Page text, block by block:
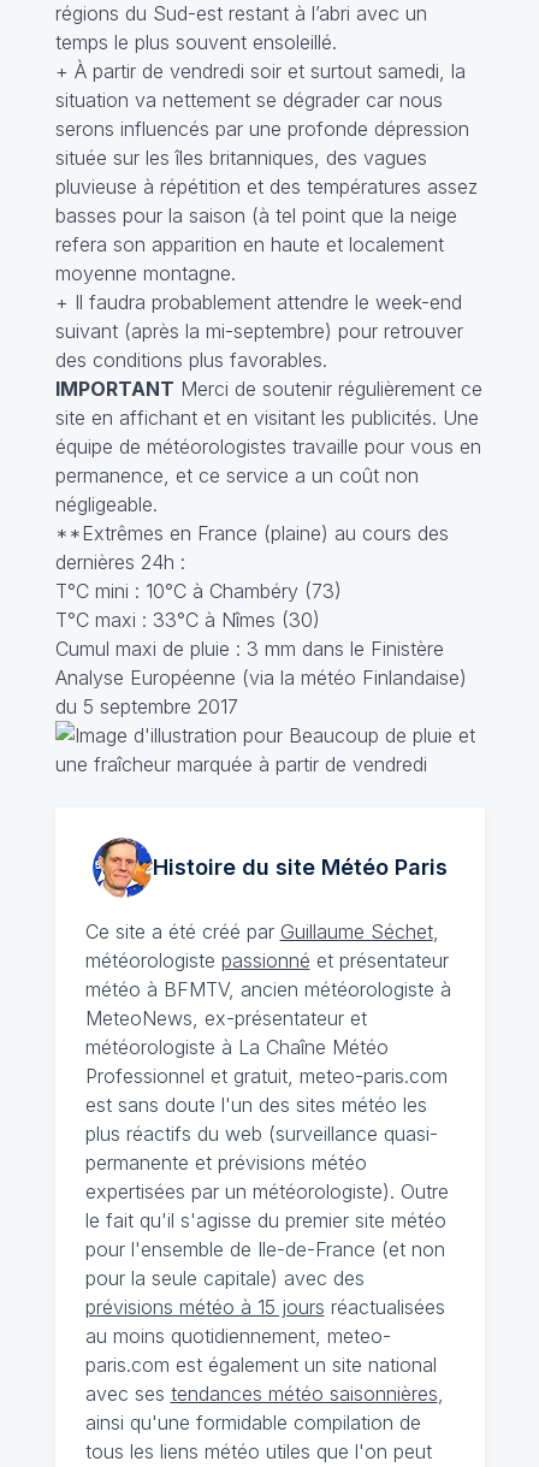
régions du Sud-est restant à l’abri avec un
temps le plus souvent ensoleillé.
+ À partir de vendredi soir et surtout samedi, la
situation va nettement se dégrader car nous
serons influencés par une profonde dépression
située sur les îles britanniques, des vagues
pluvieuse à répétition et des températures assez
basses pour la saison (à tel point que la neige
refera son apparition en haute et localement
moyenne montagne.
+ Il faudra probablement attendre le week-end
suivant (après la mi-septembre) pour retrouver
des conditions plus favorables.
IMPORTANT Merci de soutenir régulièrement ce
site en affichant et en visitant les publicités. Une
équipe de météorologistes travaille pour vous en
permanence, et ce service a un coût non
négligeable.
**Extrêmes en France (plaine) au cours des
dernières 24h :
T°C mini : 10°C à Chambéry (73)
T°C maxi : 33°C à Nîmes (30)
Cumul maxi de pluie : 3 mm dans le Finistère
Analyse Européenne (via la météo Finlandaise)
du 5 septembre 2017
Histoire du site MétéoParis
Ce site a été créé par Guillaume Séchet,
météorologiste passionné et présentateur
météo à BFMTV, ancien météorologiste à
MeteoNews, ex-présentateur et
météorologiste à La Chaîne Météo
Professionnel et gratuit, meteo-paris.com
est sans doute l'un des sites météo les
plus réactifs du web (surveillance quasi-
permanente et prévisions météo
expertisées par un météorologiste). Outre
le fait qu'il s'agisse du premier site météo
pour l'ensemble de Ile-de-France (et non
pour la seule capitale) avec des
prévisions météo à 15 jours réactualisées
au moins quotidiennement, meteo-
paris.com est également un site national
avec ses tendances météo saisonnières,
ainsi qu'une formidable compilation de
tous les liens météo utiles que l'on peut